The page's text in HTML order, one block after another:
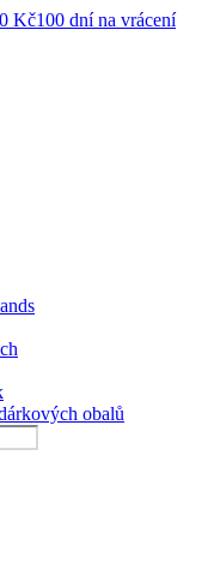
Kč100 dní na vrácení